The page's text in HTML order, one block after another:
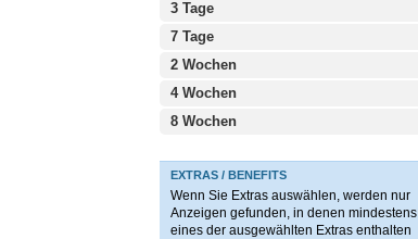
3 Tage
7 Tage
2 Wochen
4 Wochen
8 Wochen
EXTRAS / BENEFITS
Wenn Sie Extras auswählen, werden nur
Anzeigen gefunden, in denen mindestens
eines der ausgewählten Extras enthalten